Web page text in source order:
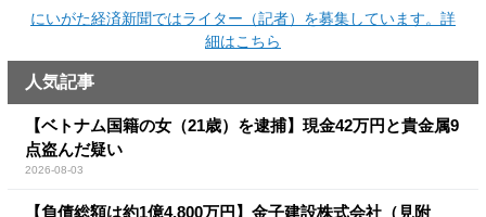
にいがた経済新聞ではライター（記者）を募集しています。詳
細はこちら
人気記事
【ベトナム国籍の女（21歳）を逮捕】現金42万円と貴金属9
点盗んだ疑い
2026-08-03
【負債総額は約1億4,800万円】金子建設株式会社（見附